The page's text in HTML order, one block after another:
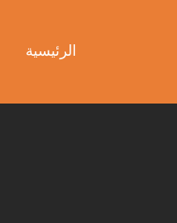
الرئيسية